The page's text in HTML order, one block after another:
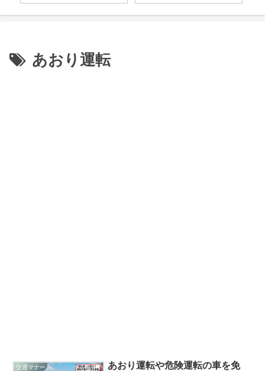
あおり運転
交通マナー
あおり運転や危険運転の車を免